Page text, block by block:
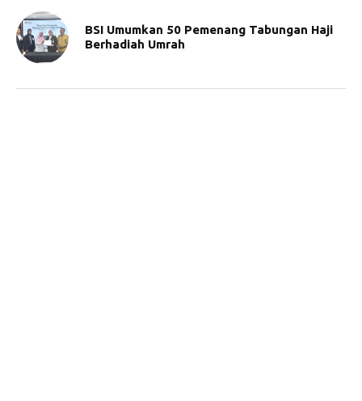
BSI Umumkan 50 Pemenang Tabungan Haji
Berhadiah Umrah